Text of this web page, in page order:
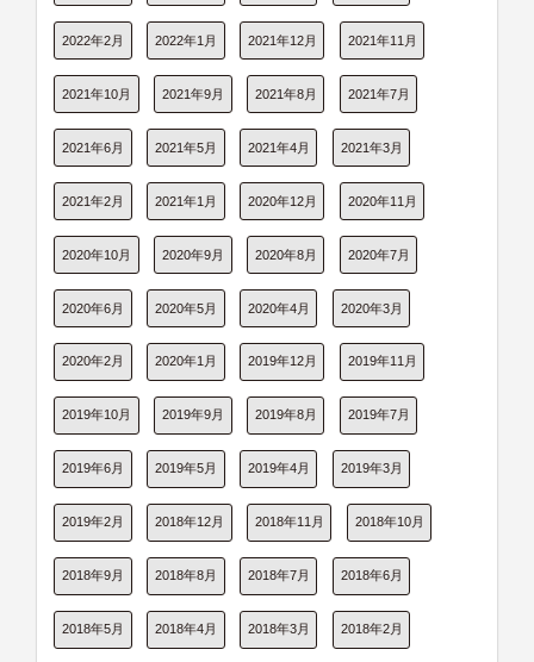
2022年2月 2022年1月 2021年12月 2021年11月
2021年10月 2021年9月 2021年8月 2021年7月
2021年6月 2021年5月 2021年4月 2021年3月
2021年2月 2021年1月 2020年12月 2020年11月
2020年10月 2020年9月 2020年8月 2020年7月
2020年6月 2020年5月 2020年4月 2020年3月
2020年2月 2020年1月 2019年12月 2019年11月
2019年10月 2019年9月 2019年8月 2019年7月
2019年6月 2019年5月 2019年4月 2019年3月
2019年2月 2018年12月 2018年11月 2018年10月
2018年9月 2018年8月 2018年7月 2018年6月
2018年5月 2018年4月 2018年3月 2018年2月